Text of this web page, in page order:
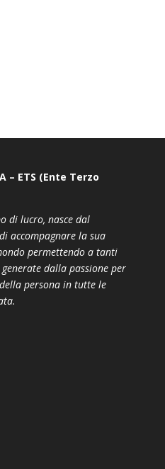
– ETS (Ente Terzo
di lucro, nasce dal
accompagnare la sua
permettendo a tanti
dalla passione per
persona in tutte le